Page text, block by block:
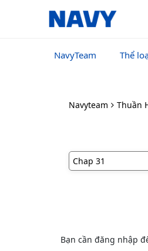
NavyTeam Thể
Navyteam Thuần
Bạn cần đăng nhập